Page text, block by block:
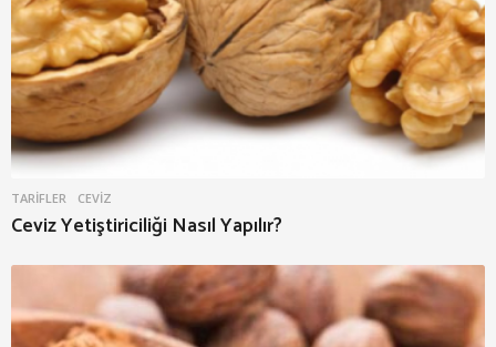
TARIFLER CEVIZ
Ceviz Yetiştiriciliği Nasıl Yapılır?